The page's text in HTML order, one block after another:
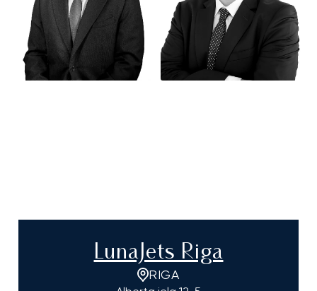
LunaJets Riga
RIGA